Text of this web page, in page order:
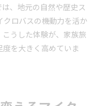
、地元の自然や歴史ス
ロバスの機動力を活か
うした体験が、家族旅
を大きく高めていま